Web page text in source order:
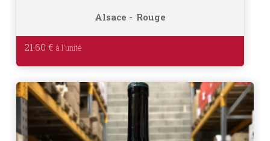
Alsace Rouge
21.60 €